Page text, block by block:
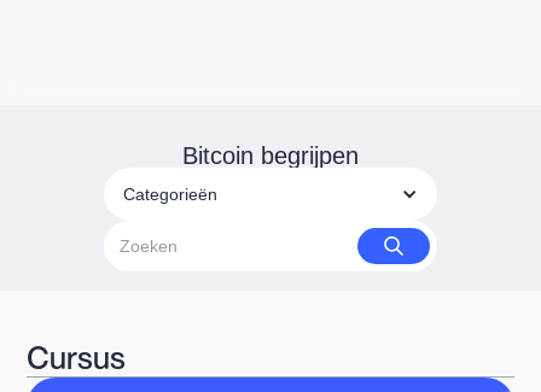
Bitcoin begrijpen
Categorieën
Cursus